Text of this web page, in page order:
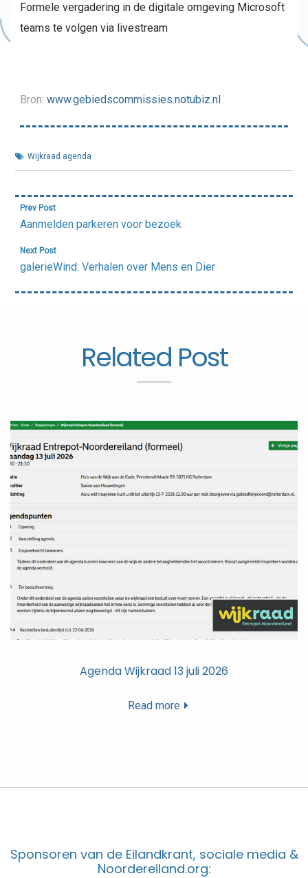
Formele vergadering in de digitale omgeving Microsoft
teams te volgen via livestream
Bron: www.gebiedscommissies.notubiz.nl
Wijkraad agenda
Bericht
navigatie
Prev Post
Aanmelden parkeren voor bezoek
Next Post
galerieWind: Verhalen over Mens en Dier
Related Post
Agenda Wijkraad 13 juli 2026
Read more
Sponsoren van de Eilandkrant, sociale media &
Noordereiland.org: